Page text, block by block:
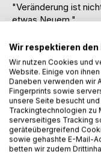
"Veränderung ist
etwas Neuem."
Diese Lektion zu
Reise muss sich
plötzlich eine
Fugen reißt. Als sie
wie vorher und
wie es scheint.
Wir respektieren
Wir nutzen Cookies und
Website. Einige von
Daneben verwenden wir
Fingerprints sowie
unsere Seite besucht
Trackingtechnologien zu
serverseitiges Tracking
geräteübergreifend
sowie gehashte E-Mail-
betten wir zudem